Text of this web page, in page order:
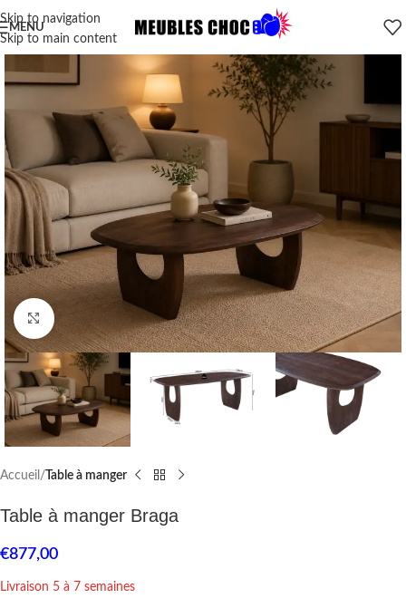
Skip to navigation
Skip to main content
MENU
Click to enlarge
Accueil Table à manger
Table à manger Braga
€877,00
Livraison 5 à 7 semaines